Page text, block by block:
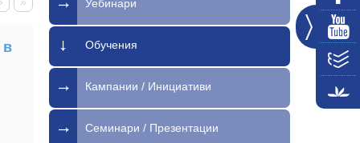
в
Уебинари
Обучения
Кампании / Инициативи
Семинари / Презентации